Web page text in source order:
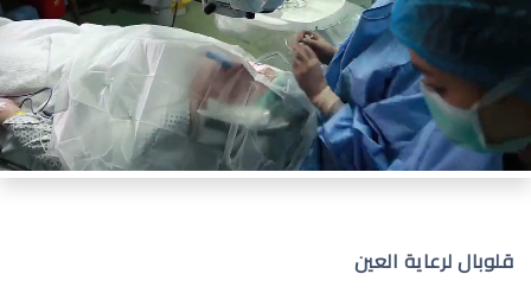
قلوبال لرعاية العين